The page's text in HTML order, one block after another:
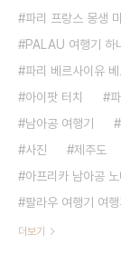
파리 프랑스 몽생
PALAU 여행기 하
파리 베르사이유
아이팟 터치
남아공 여행기
사진
제주도
아프리카 남아공
팔라우 여행기 여
더보기